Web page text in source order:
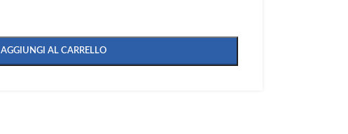
AGGIUNGI AL CARRELLO